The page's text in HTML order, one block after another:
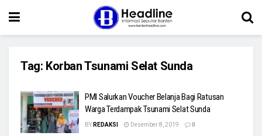
Tag: Korban Tsunami Selat Sunda
PMI Salurkan Voucher Belanja Bagi Ratusan
Warga Terdampak Tsunami Selat Sunda
BY REDAKSI Desember 8, 2019 0